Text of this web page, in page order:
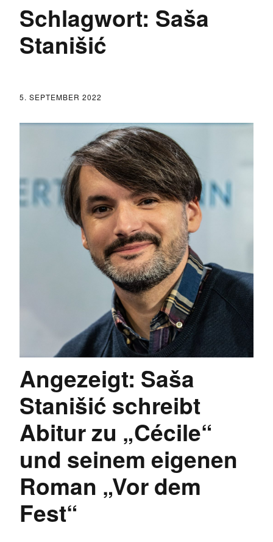
Schlagwort: Saša
Stanišić
5. SEPTEMBER 2022
Angezeigt: Saša
Stanišić schreibt
Abitur zu „Cécile“
und seinem eigenen
Roman „Vor dem
Fest“